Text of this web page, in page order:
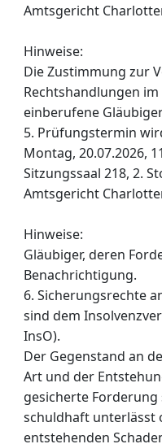
Amtsgericht
Hinweise:
Die Zustimmung zur
Rechtshandlungen
einberufene
5. Prüfungstermin
Montag, 20.07.2026,
Sitzungssaal 218, 2.
Amtsgericht
Hinweise:
Gläubiger, deren
Benachrichtigung.
6. Sicherungsrechte
sind dem
InsO).
Der Gegenstand an
Art und der
gesicherte
schuldhaft unterlässt
entstehenden